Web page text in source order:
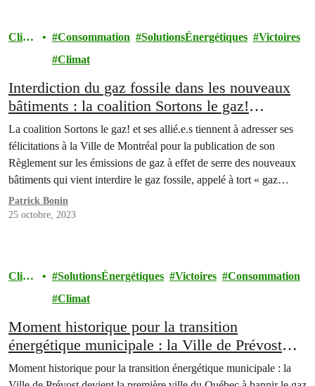
Clim
Consommation SolutionsÉnergétiques
Victoires
Climat
Interdiction du gaz fossile dans les nouveaux
bâtiments : la coalition Sortons le gaz!
applaudit la Ville de Montréal
La coalition Sortons le gaz! et ses allié.e.s tiennent à adresser ses
félicitations à la Ville de Montréal pour la publication de son
Règlement sur les émissions de gaz à effet de serre des nouveaux
bâtiments qui vient interdire le gaz fossile, appelé à tort « gaz
naturel », dans tous les bâtiments neufs de la métropole.…
Patrick Bonin
25 octobre, 2023
Clim
SolutionsÉnergétiques Victoires
Consommation
Climat
Moment historique pour la transition
énergétique municipale : la Ville de Prévost
devient la première ville du Québec à bannir le
gaz des bâtiments
Moment historique pour la transition énergétique municipale : la